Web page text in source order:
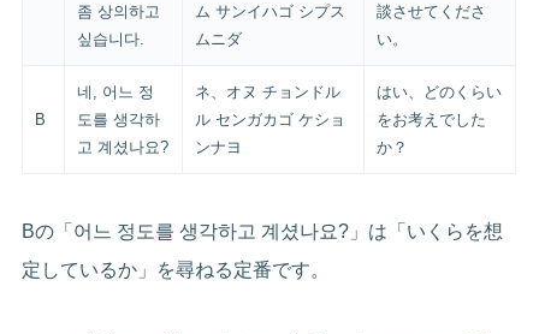
좀 상의하고
싶습니다.
ム サンイハゴ シプス
ムニダ
談させてくださ
い。
B
네, 어느 정
도를 생각하
고 계셨나요?
ネ、オヌ チョンドル
ル センガカゴ ケショ
ンナヨ
はい、どのくらい
をお考えでした
か？
Bの「어느 정도를 생각하고 계셨나요?」は「いくらを想
定しているか」を尋ねる定番です。